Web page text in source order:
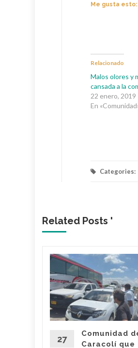
Me gusta esto:
Relacionado
Malos olores y
cansada a la
22 enero, 2019
En
Categories:
Related Posts '
27
Comunidad
Caracolí que